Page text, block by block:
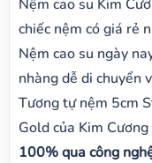
Nệm cao su Kim
chiếc nệm có giá rẻ
Nệm cao su ngày
nhàng dễ di chuyển
Tương tự nệm 5cm
Gold của Kim
100% qua công